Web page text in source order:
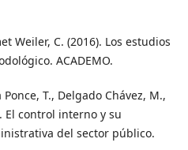
Weiler, C. (2016). Los estudios
ACADEMO.
T., Delgado Chávez, M.,
El control interno y su
del sector público.